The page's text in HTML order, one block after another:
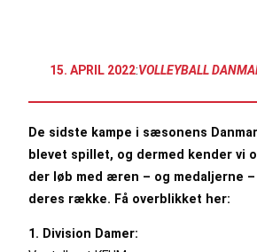
15. APRIL 2022:VOLLEYBALL
De sidste kampe i sæsonens
blevet spillet, og dermed kender vi
der løb med æren – og medaljerne
deres række. Få overblikket her:
1. Division Damer: